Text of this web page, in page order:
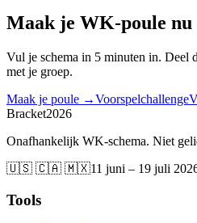
Maak je WK-poule nu
Vul je schema in 5 minuten in. Deel
met je groep.
Maak je poule →Voorspelchallenge
Bracket2026
Onafhankelijk WK-schema. Niet
🇺🇸 🇨🇦 🇲🇽11 juni – 19 juli
Tools